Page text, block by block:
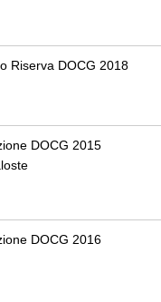
Riserva DOCG 2018
DOCG 2015
DOCG 2016